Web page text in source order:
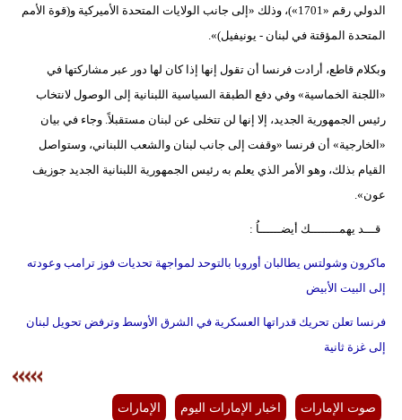
الدولي رقم «1701»)، وذلك «إلى جانب الولايات المتحدة الأميركية و(قوة الأمم
المتحدة المؤقتة في لبنان - يونيفيل)».
وبكلام قاطع، أرادت فرنسا أن تقول إنها إذا كان لها دور عبر مشاركتها في
«اللجنة الخماسية» وفي دفع الطبقة السياسية اللبنانية إلى الوصول لانتخاب
رئيس الجمهورية الجديد، إلا إنها لن تتخلى عن لبنان مستقبلاً. وجاء في بيان
«الخارجية» أن فرنسا «وقفت إلى جانب لبنان والشعب اللبناني، وستواصل
القيام بذلك، وهو الأمر الذي يعلم به رئيس الجمهورية اللبنانية الجديد جوزيف
عون».
قـــد يهمــــــــك أيضــــــاُ :
ماكرون وشولتس يطالبان أوروبا بالتوحد لمواجهة تحديات فوز ترامب وعودته
إلى البيت الأبيض
فرنسا تعلن تحريك قدراتها العسكرية في الشرق الأوسط وترفض تحويل لبنان
إلى غزة ثانية
صوت الإمارات اخبار الإمارات اليوم الإمارات